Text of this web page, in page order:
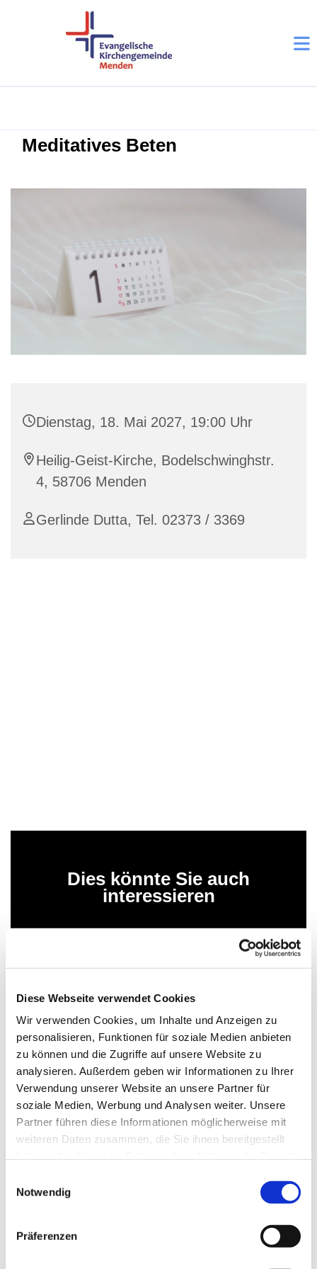
Diese Webseite verwendet Cookies
Wir verwenden Cookies, um Inhalte und Anzeigen zu
personalisieren, Funktionen für soziale Medien anbieten
zu können und die Zugriffe auf unsere Website zu
analysieren. Außerdem geben wir Informationen zu Ihrer
Verwendung unserer Website an unsere Partner für
soziale Medien, Werbung und Analysen weiter. Unsere
Partner führen diese Informationen möglicherweise mit
weiteren Daten zusammen, die Sie ihnen bereitgestellt
Notwendig
Präferenzen
Meditatives Beten
Dienstag, 18. Mai 2027, 19:00 Uhr
Heilig-Geist-Kirche, Bodelschwinghstr.
4, 58706 Menden
Gerlinde Dutta, Tel. 02373 / 3369
Dies könnte Sie auch
interessieren